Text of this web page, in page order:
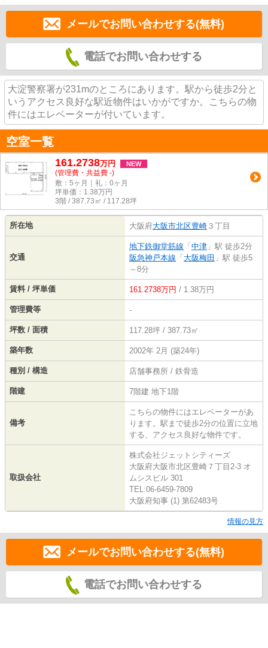
メールでお問い合わせする(無料)
電話でお問い合わせする
大淀警察署が231mのところにあります。駅から徒歩2分と
いうアクセス良好な駅近物件はいかがですか。こちらの物
件にはエレベーターが付いています。
空室一覧
161.2738万円 NEW
(管理費・共益費 -)
敷：5ヶ月｜礼：0ヶ月
坪単価： 1.38万円
3階 / 387.73㎡ / 117.28坪
所在地 大阪府大阪市北区豊崎 ３丁目
交通
地下鉄御堂筋線 「 中津 」駅 徒歩2分
阪急神戸本線 「 大阪梅田 」駅 徒歩5
～8分
賃料 / 坪単価 161.2738万円 / 1.38万円
管理費等 -
坪数 / 面積 117.28坪 / 387.73㎡
築年数 2002年 2月 (築24年)
種別 / 構造 店舗事務所 / 鉄骨造
階建 7階建 地下1階
備考
こちらの物件にはエレベーターがあ
ります。駅まで徒歩2分の位置に立地
する、アクセス良好な物件です。
取扱会社
株式会社ジェットシティーズ
大阪府大阪市北区豊崎７丁目2-3 オ
ムシスビル 301
TEL:06-6459-7809
大阪府知事 (1) 第62483号
情報の見方
メールでお問い合わせする(無料)
電話でお問い合わせする